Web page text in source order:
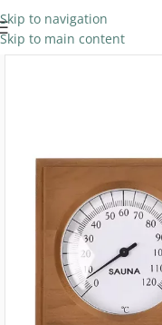
Skip to navigation
Skip to main content